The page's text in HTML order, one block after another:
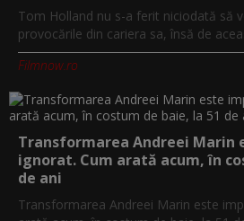
Tom Holland nu s-a ferit niciodată să
provocările din cariera sa, însă de
Filmnow.ro
Transformarea Andreei Marin
ignorat. Cum arată acum, în
de ani
Transformarea Andreei Marin este